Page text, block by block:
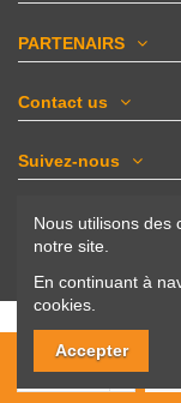
PARTENAIRS
Contact us
Suivez-nous
Newsletter
©
Plateforme e-
Nous utilisons des
notre site.
En continuant à
cookies.
Accepter